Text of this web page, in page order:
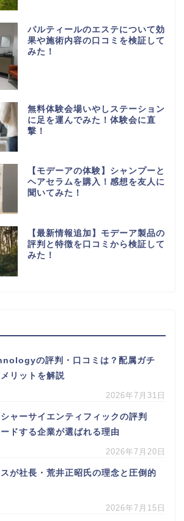
パルティールのエステについて効
果や施術内容の口コミを検証して
みた！
無料体験会場いやしステーション
に足を運んでみた！体験会に直
撃！
【モデーアの体験】シャンプーと
ヘアセラムを購入！感想を友人に
聞いてみた！
【最新情報追加】モデーア製品の
評判と特徴を口コミから検証して
みた！
の評判・口コミは？配属ガチ
リットを解説
2026年7月31日
ャーサイエンティフィックの評判
ドする企業が選ばれる理由
2026年7月20日
が社長・荒井正昭氏の理念と圧倒的
2026年7月15日